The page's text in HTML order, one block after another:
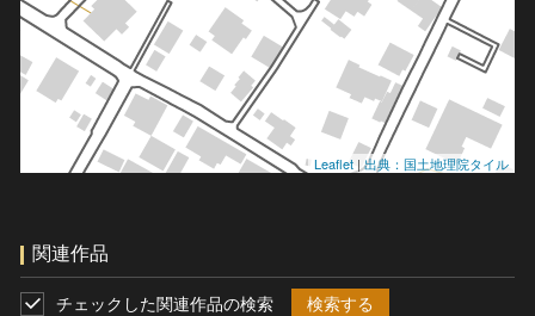
Leaflet |出典：国土地理院タイル
関連作品
チェックした関連作品の検索 検索する